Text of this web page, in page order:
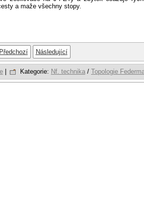
a maže všechny stopy.
Předchozí Následující
Kategorie: Nf. technika / Topologie